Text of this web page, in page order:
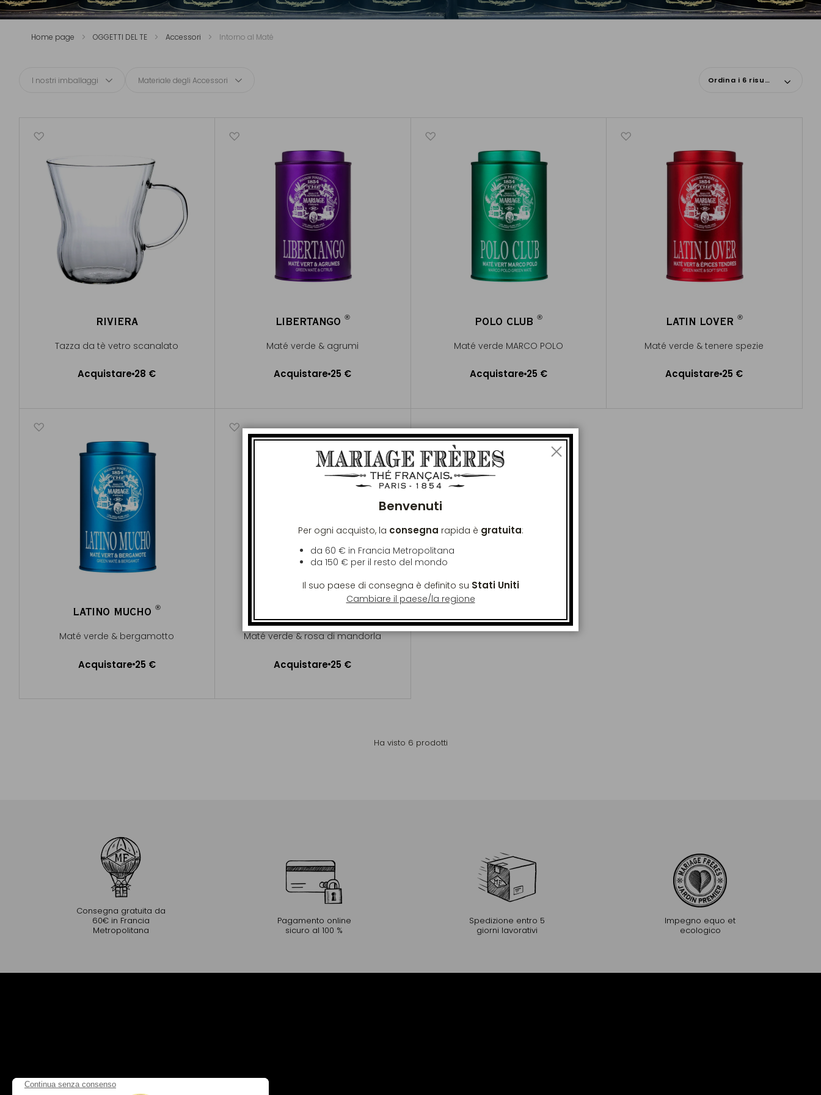
Home page OGGETTI DEL TE Accessori Intorno al Maté
I nostri imballaggi Materiale degli Accessori Ordina i 6 risultati
RIVIERA
Tazza da tè vetro scanalato
Acquistare 28 €
LIBERTANGO ®
Maté verde & agrumi
Acquistare 25 €
POLO CLUB ®
Maté verde MARCO POLO
®
Acquistare 25 €
LATIN LOVER ®
Maté verde & tenere spezie
Acquistare 25 €
LATINO MUCHO®
Maté verde & bergamotto
®
Acquistare 25 €
Maté verde & rosa di mandorla
®
Acquistare 25 €
Ha visto 6 prodotti
Consegna gratuita da
60€ in Francia
Metropolitana
Pagamento online
sicuro al 100 %
Spedizione entro 5
giorni lavorativi
Impegno equo et
ecologico
Chiudi
Benvenuti
Per ogni acquisto, la consegna rapida è gratuita:
da 60 € in Francia Metropolitana
da 150 € per il resto del mondo
Il suo paese di consegna è definito su Stati Uniti
Cambiare il paese/la regione